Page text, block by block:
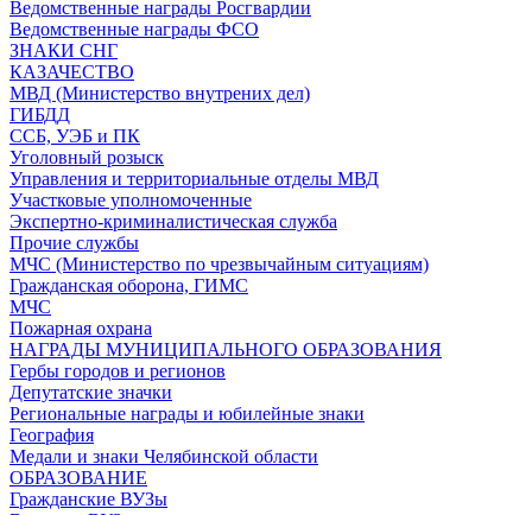
Ведомственные награды Росгвардии
Ведомственные награды ФСО
ЗНАКИ СНГ
КАЗАЧЕСТВО
МВД (Министерство внутрених дел)
ГИБДД
ССБ, УЭБ и ПК
Уголовный розыск
Управления и территориальные отделы МВД
Участковые уполномоченные
Экспертно-криминалистическая служба
Прочие службы
МЧС (Министерство по чрезвычайным ситуациям)
Гражданская оборона, ГИМС
МЧС
Пожарная охрана
НАГРАДЫ МУНИЦИПАЛЬНОГО ОБРАЗОВАНИЯ
Гербы городов и регионов
Депутатские значки
Региональные награды и юбилейные знаки
География
Медали и знаки Челябинской области
ОБРАЗОВАНИЕ
Гражданские ВУЗы